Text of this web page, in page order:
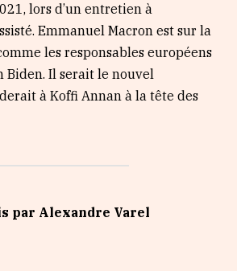
lors d’un entretien à
Emmanuel Macron est sur la
les responsables européens
Biden. Il serait le nouvel
à Koffi Annan à la tête des
par Alexandre Varel